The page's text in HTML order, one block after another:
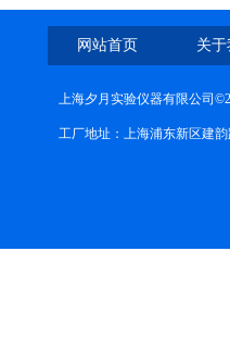
网站首页 关
上海夕月实验仪器有限公司
工厂地址：上海浦东新区建韵